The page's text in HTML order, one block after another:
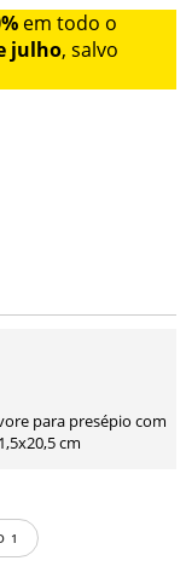
em todo o
julho, salvo
cm
1